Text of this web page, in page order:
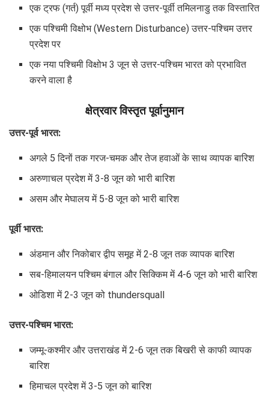
एक ट्रफ (गर्त) पूर्वी मध्य प्रदेश से उत्तर-पूर्वी तमिलनाडु तक विस्तारित
एक पश्चिमी विक्षोभ (Western Disturbance) उत्तर-पश्चिम उत्तर
प्रदेश पर
एक नया पश्चिमी विक्षोभ 3 जून से उत्तर-पश्चिम भारत को प्रभावित
करने वाला है
क्षेत्रवार विस्तृत पूर्वानुमान
उत्तर-पूर्व भारत:
अगले 5 दिनों तक गरज-चमक और तेज हवाओं के साथ व्यापक बारिश
अरुणाचल प्रदेश में 3-8 जून को भारी बारिश
असम और मेघालय में 5-8 जून को भारी बारिश
पूर्वी भारत:
अंडमान और निकोबार द्वीप समूह में 2-8 जून तक व्यापक बारिश
सब-हिमालयन पश्चिम बंगाल और सिक्किम में 4-6 जून को भारी बारिश
ओडिशा में 2-3 जून को thundersquall
उत्तर-पश्चिम भारत:
जम्मू-कश्मीर और उत्तराखंड में 2-6 जून तक बिखरी से काफी व्यापक
बारिश
हिमाचल प्रदेश में 3-5 जून को बारिश